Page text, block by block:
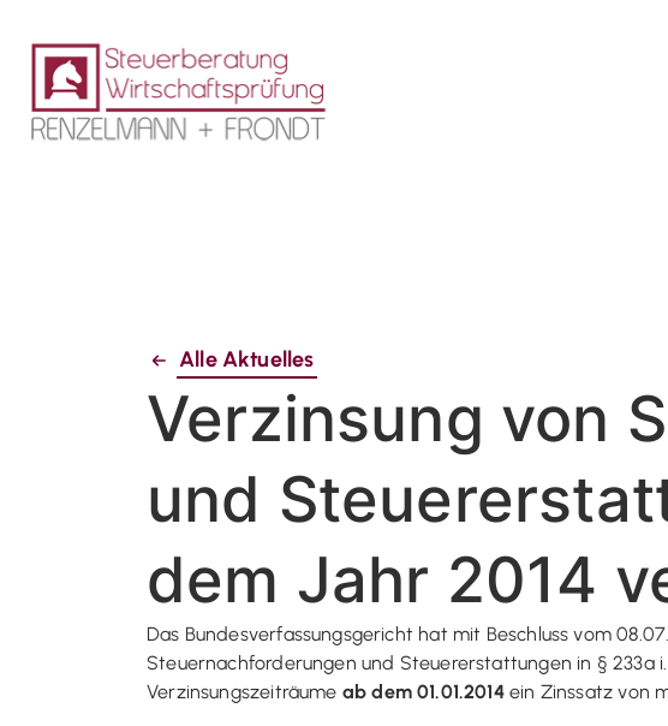
Alle Aktuelles
Verzinsung von
und
dem Jahr 2014
Das Bundesverfassungsgericht hat mit Beschluss vom
Steuernachforderungen und Steuererstattungen in § 233a
Verzinsungszeiträume ab dem 01.01.2014ein Zinssatz von